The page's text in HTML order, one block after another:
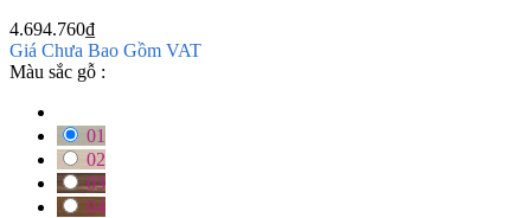
4.694.760₫
Giá Chưa Bao Gồm VAT
Màu sắc gỗ :
01
02
03
04